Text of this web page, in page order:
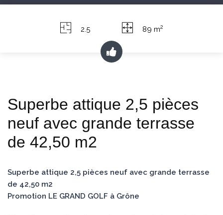
2.5 89 m2
Superbe attique 2,5 pièces
neuf avec grande terrasse
de 42,50 m2
Superbe attique 2,5 pièces neuf avec grande terrasse
de 42,50 m2
Promotion LE GRAND GOLF à Grône